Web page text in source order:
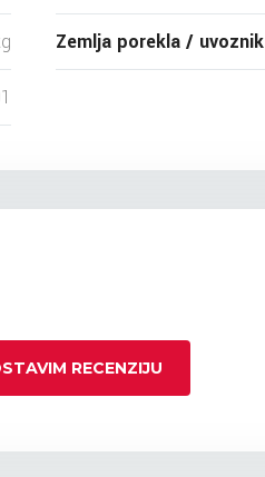
Zemlja porekla / uvoznik
RECENZIJU